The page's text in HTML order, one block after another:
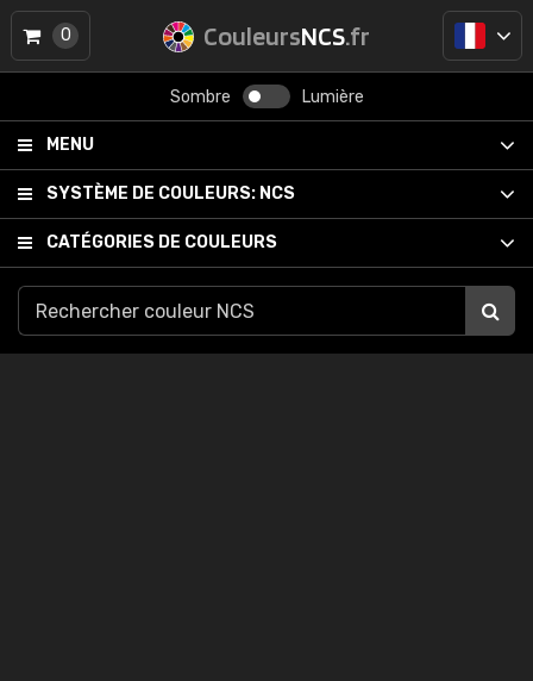
CouleursNCS.fr
Sombre Lumière
MENU
SYSTÈME DE COULEURS: NCS
CATÉGORIES DE COULEURS
0